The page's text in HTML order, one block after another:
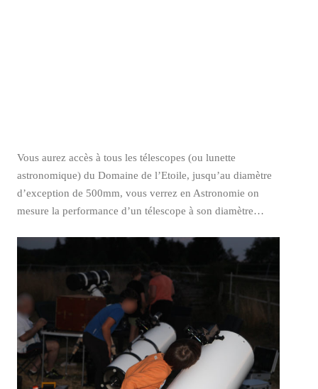
Vous aurez accès à tous les télescopes (ou lunette
astronomique) du Domaine de l’Etoile, jusqu’au diamètre
d’exception de 500mm, vous verrez en Astronomie on
mesure la performance d’un télescope à son diamètre…